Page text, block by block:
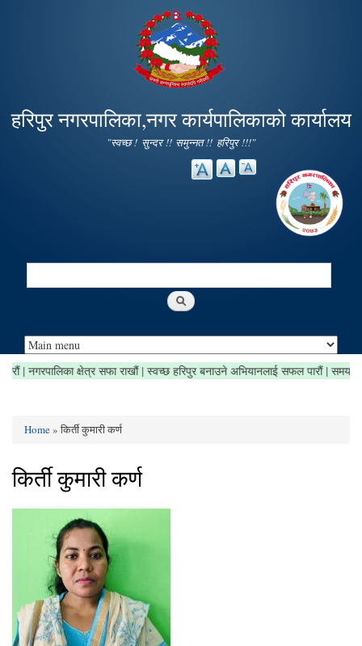
main
content
हरिपुर नगरपालिका,नगर कार्यपालिकाको कार्यालय
"स्वच्छ ! सुन्दर !! समुन्नत !! हरिपुर !!!"
Search
नगरौं | नगरपालिका क्षेत्र सफा राखौं | स्वच्छ हरिपुर बनाउने अभियानलाई सफल पारौं |
You are here
Home» किर्ती कुमारी कर्ण
किर्ती कुमारी कर्ण